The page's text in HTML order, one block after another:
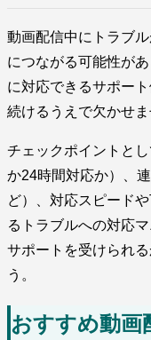
動画配信中にトラブ
につながる可能性が
に対応できるサポー
続けるうえで欠かせま
チェックポイントと
か24時間対応か）、
ど）、対応スピード
るトラブルへの対応
サポートを受けられ
う。
おすすめ動画